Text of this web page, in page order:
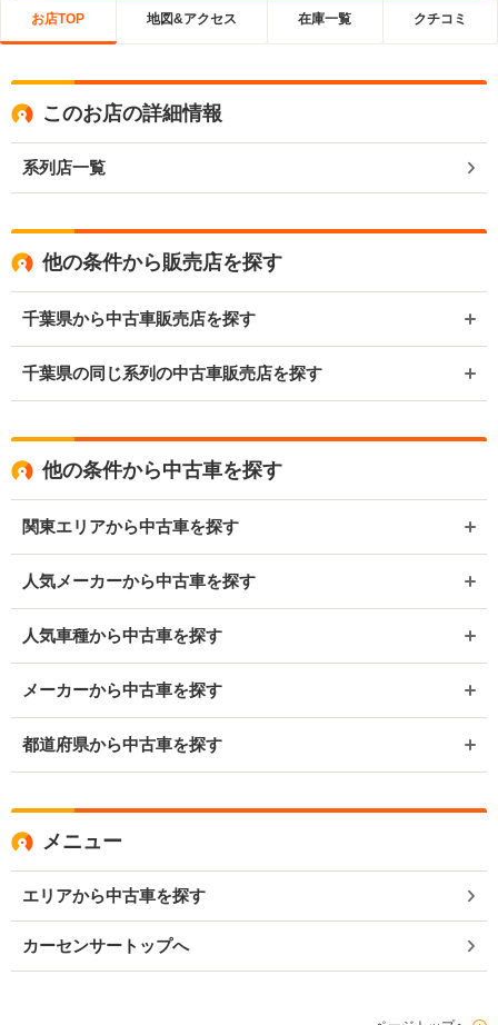
お店TOP 地図&アクセス 在庫一覧 クチコミ
このお店の詳細情報
系列店一覧
他の条件から販売店を探す
千葉県から中古車販売店を探す
千葉県の同じ系列の中古車販売店を探す
他の条件から中古車を探す
関東エリアから中古車を探す
人気メーカーから中古車を探す
人気車種から中古車を探す
メーカーから中古車を探す
都道府県から中古車を探す
メニュー
エリアから中古車を探す
カーセンサートップへ